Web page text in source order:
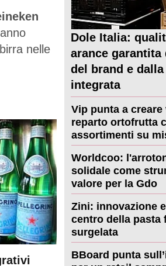
nelle
Dole Italia:
arance garantita
del brand e
integrata
Vip punta a creare
reparto ortofrutta
assortimenti su
Worldcoo:
solidale come
valore per la Gdo
Zini: innovazione
centro della pasta
surgelata
BBoard punta